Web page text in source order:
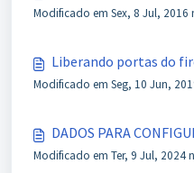
Modificado em Sex, 8 Jul, 2016
Liberando portas do
Modificado em Seg, 10 Jun,
DADOS PARA
Modificado em Ter, 9 Jul, 2024